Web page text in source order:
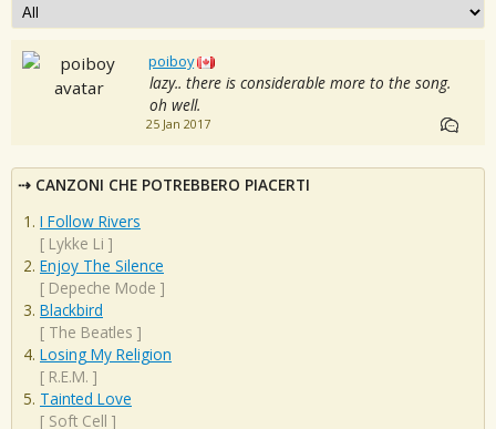
poiboy
lazy.. there is considerable more to the song.
oh well.
25 Jan 2017
CANZONI CHE POTREBBERO PIACERTI
I Follow Rivers
[ Lykke Li ]
Enjoy The Silence
[ Depeche Mode ]
Blackbird
[ The Beatles ]
Losing My Religion
[ R.E.M. ]
Tainted Love
[ Soft Cell ]